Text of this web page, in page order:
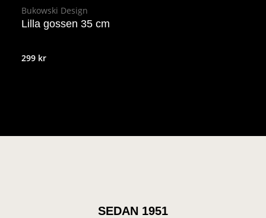
Bukowski Design
Lilla gossen 35 cm
299 kr
SEDAN 1951